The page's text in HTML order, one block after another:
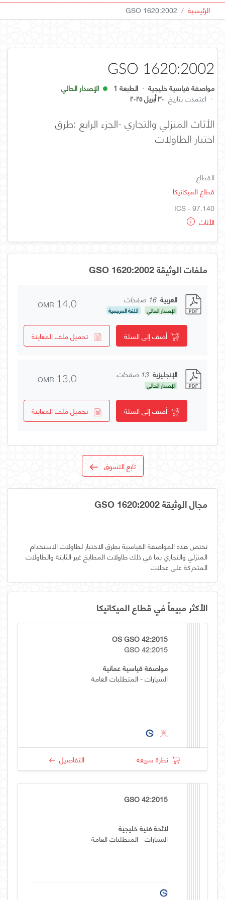
الرئيسية GSO 1620:2002
GSO 1620:2002
مواصفة قياسية خليجية · الطبعة 1
الإصدار الحالي
· اعتمدت بتاريخ ٣٠ أبريل ٢٠٢٥
الأثاث المنزلي والتجاري -الجزء الرابع :طرق
اختبار الطاولات
القطاع
قطاع الميكانيكا
ICS - 97.140
الأثاث
ملفات الوثيقة GSO 1620:2002
العربية 16 صفحات
الإصدار الحالي اللغة المرجعية OMR 14.0
أضف إلى السلة تحميل ملف المعاينة
الإنجليزية 13 صفحات
الإصدار الحالي OMR 13.0
أضف إلى السلة تحميل ملف المعاينة
تابع التسوق
مجال الوثيقة GSO 1620:2002
تختص هذه المواصفة القياسية بطرق الاختبار لطاولات الاستخدام
المنزلي والتجاري بما في ذلك طاولات المطابخ غير الثابتة والطاولات
المتحركة على عجلات
الأكثر مبيعاً في قطاع الميكانيكا
OS GSO 42:2015
GSO 42:2015
مواصفة قياسية عمانية
السيارات - المتطلبات العامة
نظرة سريعة التفاصيل
GSO 42:2015
لائحة فنية خليجية
السيارات - المتطلبات العامة